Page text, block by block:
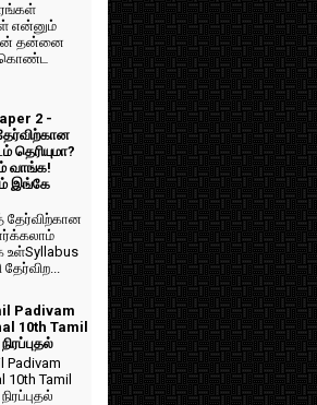
என்னும்
தன்னை
கொண்ட
2 -
தெரியுமா?
வாங்க!
இங்கே
தேர்விற்கான
உள்Syllabus
தேர்விற...
Padivam
10th Tamil
Padivam
10th Tamil